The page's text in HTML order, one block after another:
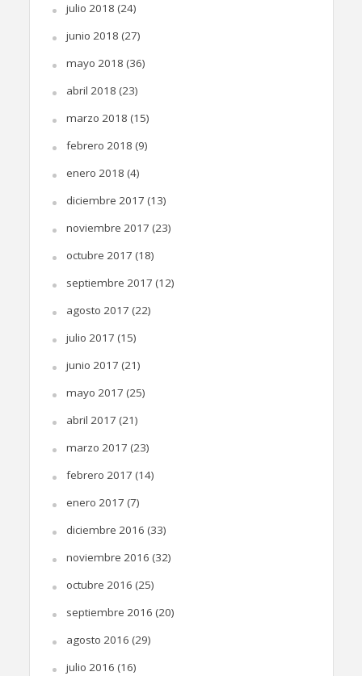
julio 2018 (24)
junio 2018 (27)
mayo 2018 (36)
abril 2018 (23)
marzo 2018 (15)
febrero 2018 (9)
enero 2018 (4)
diciembre 2017 (13)
noviembre 2017 (23)
octubre 2017 (18)
septiembre 2017 (12)
agosto 2017 (22)
julio 2017 (15)
junio 2017 (21)
mayo 2017 (25)
abril 2017 (21)
marzo 2017 (23)
febrero 2017 (14)
enero 2017 (7)
diciembre 2016 (33)
noviembre 2016 (32)
octubre 2016 (25)
septiembre 2016 (20)
agosto 2016 (29)
julio 2016 (16)